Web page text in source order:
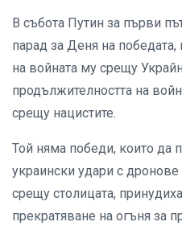
В събота Путин за първи
парад за Деня на
на войната му срещу
продължителността на
срещу нацистите.
Той няма победи, които да
украински удари с
срещу столицата,
прекратяване на огъня за